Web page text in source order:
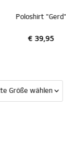
Poloshirt "Gerd"
€ 39,95